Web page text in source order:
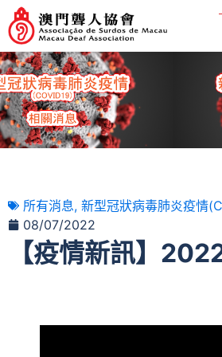
所有消息, 新型冠狀病毒肺炎疫情
08/07/2022
【疫情新訊】